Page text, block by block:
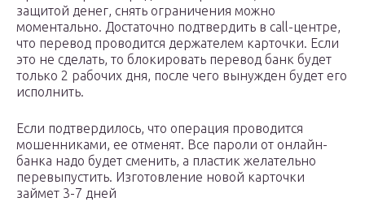
защитой денег, снять ограничения можно
моментально. Достаточно подтвердить в call-центре,
что перевод проводится держателем карточки. Если
это не сделать, то блокировать перевод банк будет
только 2 рабочих дня, после чего вынужден будет его
исполнить.
Если подтвердилось, что операция проводится
мошенниками, ее отменят. Все пароли от онлайн-
банка надо будет сменить, а пластик желательно
перевыпустить. Изготовление новой карточки
займет 3-7 дней